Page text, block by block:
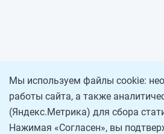
Мы используем файлы cookie:
работы сайта, а также
(Яндекс.Метрика) для сбора
Нажимая «Согласен», вы